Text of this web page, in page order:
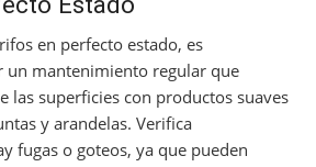
en perfecto estado, es
un mantenimiento regular que
las superficies con productos suaves
y arandelas. Verifica
fugas o goteos, ya que pueden